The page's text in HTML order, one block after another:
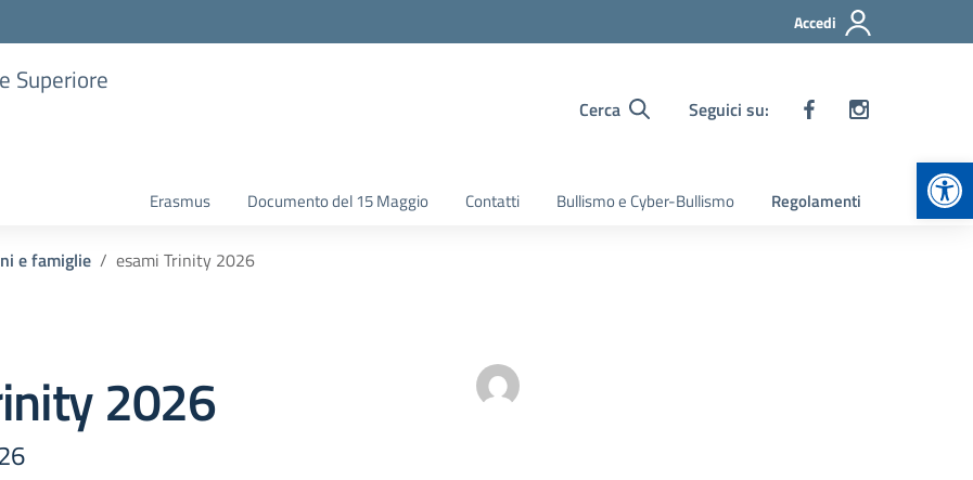
Accedi
Superiore
Cerca Seguici su:
Erasmus Documento del 15 Maggio Contatti Bullismo e Cyber-Bullismo Regolamenti
e famiglie esami Trinity 2026
2026